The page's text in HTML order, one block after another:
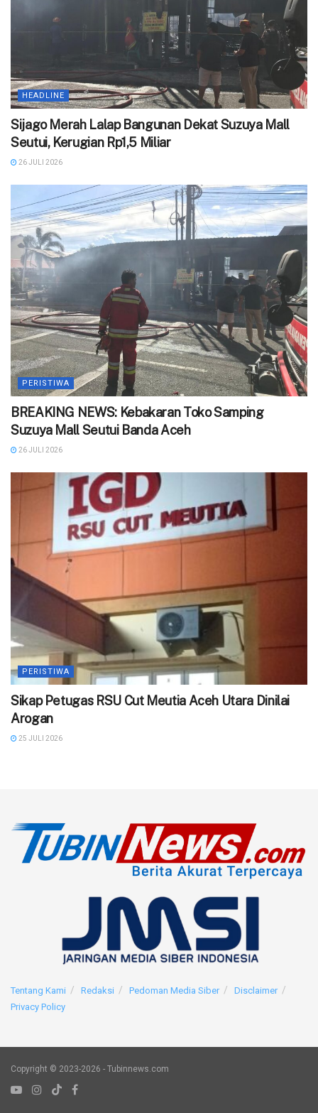
HEADLINE
Sijago Merah Lalap Bangunan Dekat Suzuya Mall
Seutui, Kerugian Rp1,5 Miliar
26 JULI 2026
PERISTIWA
BREAKING NEWS: Kebakaran Toko Samping
Suzuya Mall Seutui Banda Aceh
26 JULI 2026
PERISTIWA
‎Sikap Petugas RSU Cut Meutia Aceh Utara Dinilai
Arogan
25 JULI 2026
Tentang Kami Redaksi Pedoman Media Siber
Disclaimer
Privacy Policy
Copyright © 2023-2026 - Tubinnews.com